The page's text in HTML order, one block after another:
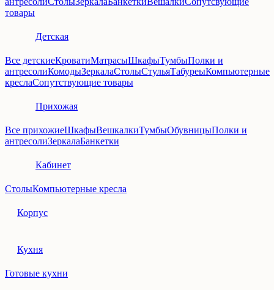
товары
Детская
Все детскиеКроватиМатрасыШкафыТумбыПолки и
антресолиКомодыЗеркалаСтолыСтульяТабуреыКомпьютерные
креслаСопутствующие товары
Прихожая
Все прихожиеШкафыВешкалкиТумбыОбувницыПолки и
антресолиЗеркалаБанкетки
Кабинет
СтолыКомпьютерные кресла
Корпус
Кухня
Готовые кухни